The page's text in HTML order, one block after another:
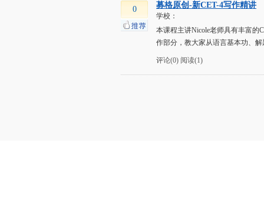
0 募格原创-新CET-4写作精讲
学校：
本课程主讲Nicole老师具有丰富的
作部分，教大家从语言基本功、
评论(0) 阅读(1)